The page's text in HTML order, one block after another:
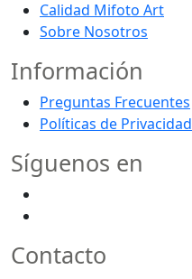
Calidad Mifoto Art
Sobre Nosotros
Información
Preguntas Frecuentes
Políticas de Privacidad
Síguenos en
Contacto